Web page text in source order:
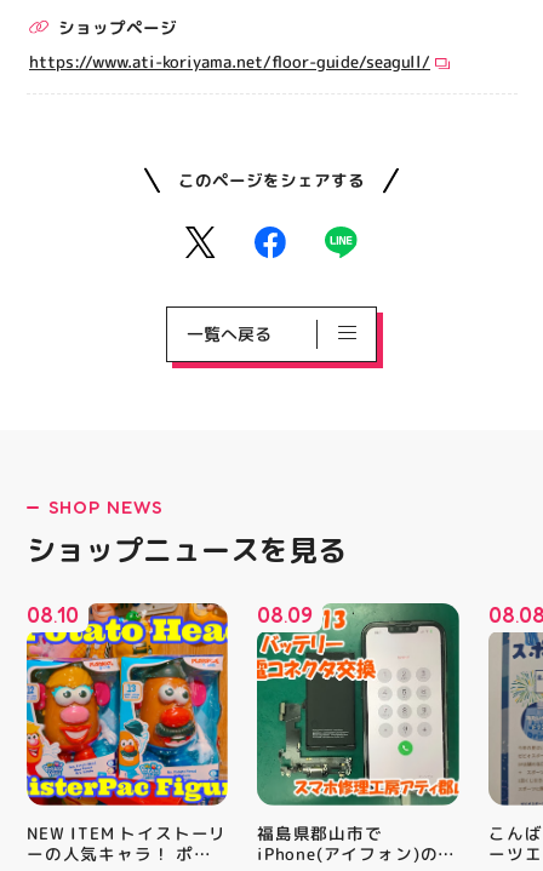
アティビジョンについて
ショップページ
https://www.ati-koriyama.net/floor-guide/seagull/
このページをシェアする
一覧へ戻る
SHOP NEWS
ショップニュースを見る
08.10
NEW ITEM トイストーリ
ーの人気キャラ！ ポテ
08.09
福島県郡山市で
iPhone(アイフォン)の充
08.
こん
ーツ